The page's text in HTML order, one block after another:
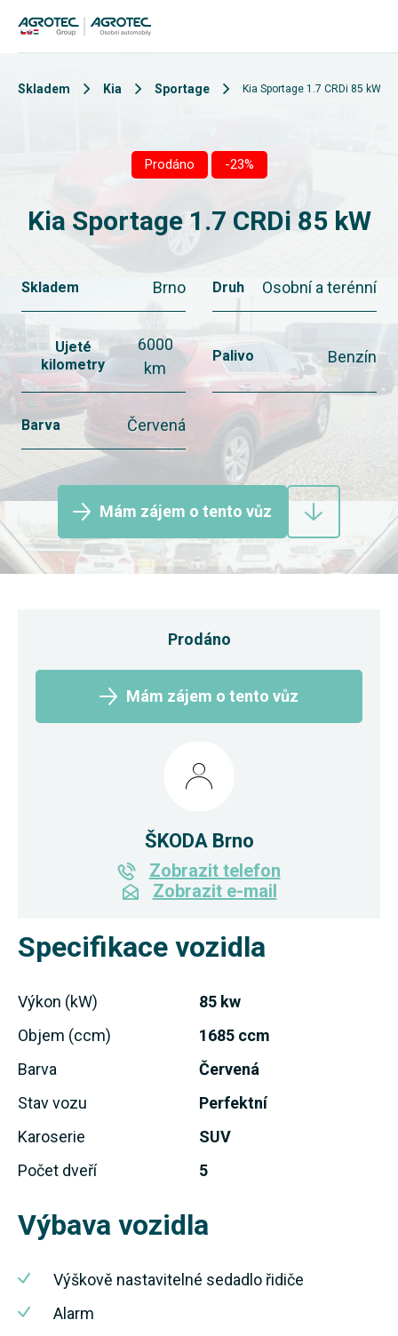
Skladem Kia Sportage Kia Sportage 1.7 CRDi 85 kW
Prodáno -23%
Kia Sportage 1.7 CRDi 85 kW
Skladem Brno Druh Osobní a terénní
Ujeté
kilometry
6000
km
Palivo Benzín
Barva Červená
Mám zájem o tento vůz
Specifikace vozidla
Výkon (kW)
85 kw
Objem (ccm)
1685 ccm
Barva
Červená
Stav vozu
Perfektní
Karoserie
SUV
Počet dveří
5
Výbava vozidla
Výškově nastavitelné sedadlo řidiče
Alarm
Prodáno
Mám zájem o tento vůz
ŠKODA Brno
Zobrazit telefon
Zobrazit e-mail